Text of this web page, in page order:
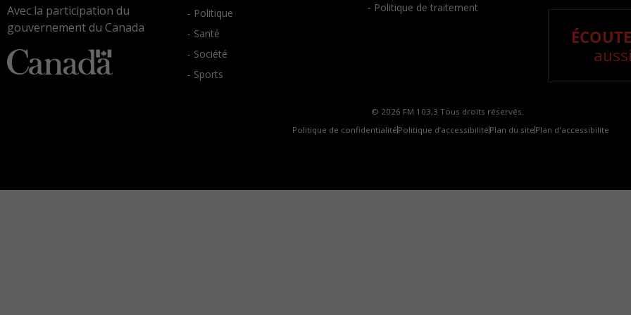
Avec la participation du
gouvernement du Canada
- Politique
- Santé
- Société
- Sports
- Politique de traitement
© 2026 FM 103,3 Tous droits réservés.
Politique de confidentialité Politique d’accessibilité Plan du site Plan d'accessibilite